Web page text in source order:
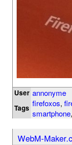
User annonyme
Tags firefoxos,
smartphone,
WebM-